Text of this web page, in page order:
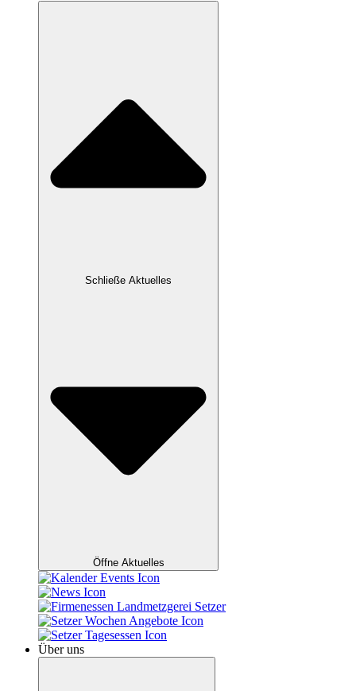
Schließe Aktuelles
Öffne Aktuelles
Über uns